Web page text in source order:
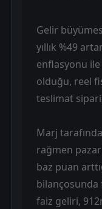
Gelir
yıllık %49
enflasyonu ile
olduğu, reel
teslimat
Marj
rağmen
baz puan
bilançosunda
faiz geliri,